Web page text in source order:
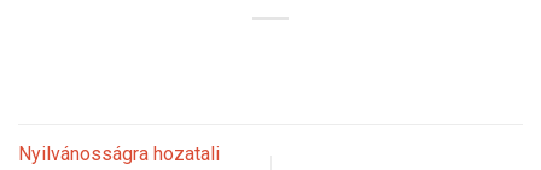
Nyilvánosságra hozatali